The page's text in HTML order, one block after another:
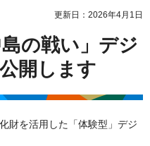
更新日：2026年4月1日
島の戦い」デジ
開します
財を活用した「体験型」デジ